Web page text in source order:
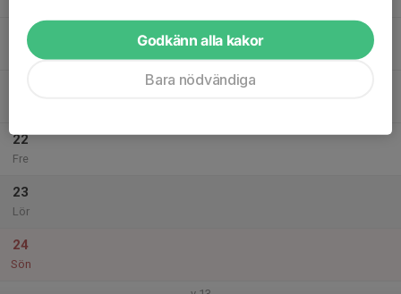
20
Ons
22
Fre
23
Lör
24
Sön
Godkänn alla kakor
Bara nödvändiga